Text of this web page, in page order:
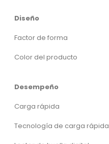
Diseño
Factor de forma
Color del producto
Desempeño
Carga rápida
Tecnología de carga rápida